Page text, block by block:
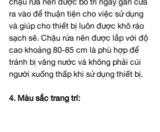
chậu rửa nên được bố trí ngay gần cửa
ra vào để thuận tiện cho việc sử dụng
và giúp cho thiết bị luôn được khô ráo
sạch sẽ. Chậu rửa nên được lắp với độ
cao khoảng 80-85 cm là phù hợp để
tránh bị văng nước và không phải cúi
người xuống thấp khi sử dụng thiết bị.
4. Màu sắc trang trí: